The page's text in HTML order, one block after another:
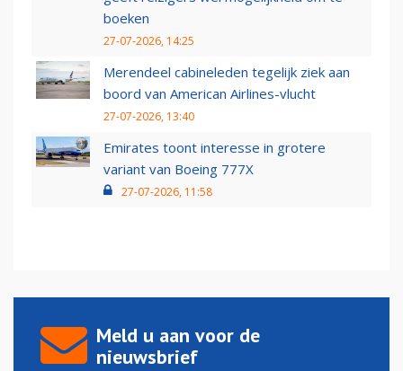
boeken
27-07-2026, 14:25
Merendeel cabineleden tegelijk ziek aan
boord van American Airlines-vlucht
27-07-2026, 13:40
Emirates toont interesse in grotere
variant van Boeing 777X
27-07-2026, 11:58
Meld u aan voor de
nieuwsbrief